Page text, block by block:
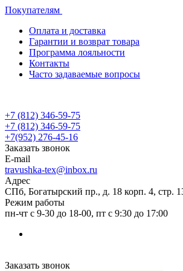
Покупателям
Оплата и доставка
Гарантии и возврат товара
Программа лояльности
Контакты
Часто задаваемые вопросы
+7 (812) 346-59-75
+7 (812) 346-59-75
+7(952) 276-45-16
Заказать звонок
E-mail
travushka-tex@inbox.ru
Адрес
СПб, Богатырский пр., д. 18 корп. 4, стр.
Режим работы
пн-чт с 9-30 до 18-00, пт с 9:30 до 17:00
Заказать звонок